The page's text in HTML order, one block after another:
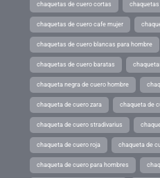
chaquetas de cuero cortas
chaquetas de cuero cafe mujer
chaquetas de cuero blancas para hombre
chaquetas de cuero baratas
chaqueta negra de cuero hombre
chaqueta de cuero zara chaqueta de
chaqueta de cuero stradivarius
chaqueta de cuero roja chaqueta de
chaqueta de cuero para hombres